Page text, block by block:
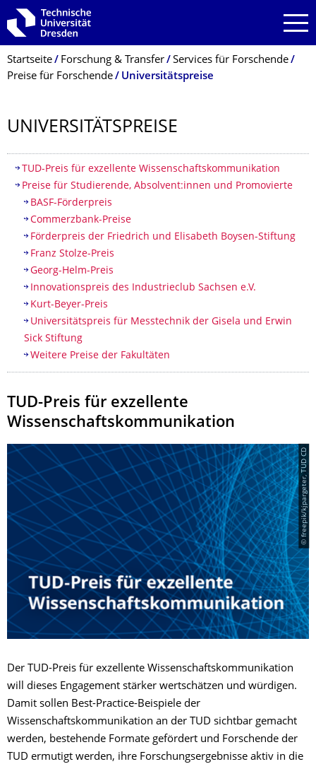
Zur Hauptnavigation springen
Zur Suche springen
Zum Inhalt springen
Breadcrumb-Menü
Startseite Forschung & Transfer
Services für Forschende
Preise für Forschende
Universitätspreise
UNIVERSITÄTS­PREISE
Inhaltsverzeichnis
TUD-Preis für exzellente Wissenschaftskommunikation
Preise für Studierende, Absolvent:innen und Promovierte
BASF-Förderpreis
Commerzbank-Preise
Förderpreis der Friedrich und Elisabeth Boysen-Stiftung
Franz Stolze-Preis
Georg-Helm-Preis
Innovationspreis des Industrieclub Sachsen e.V.
Kurt-Beyer-Preis
Universitätspreis für Messtechnik der Gisela und Erwin
Sick Stiftung
Weitere Preise der Fakultäten
TUD-Preis für exzellente
Wissenschaftskommunikation
© freepik/kjpargeter, TUD CD
Der TUD-Preis für exzellente Wissenschaftskommunikation
will dieses Engagement stärker wertschätzen und würdigen.
Damit sollen Best-Practice-Beispiele der
Wissenschaftskommunikation an der TUD sichtbar gemacht
werden, bestehende Formate gefördert und Forschende der
TUD ermutigt werden, ihre Forschungsergebnisse aktiv in die